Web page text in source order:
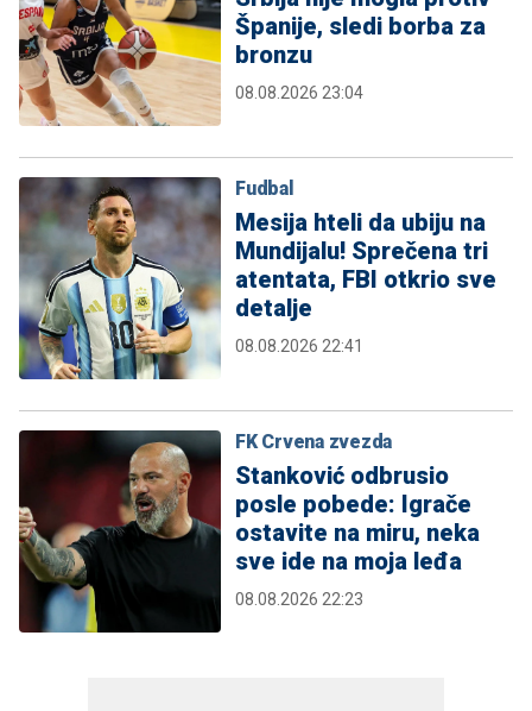
Španije, sledi borba za
bronzu
08.08.2026 23:04
Fudbal
Mesija hteli da ubiju na
Mundijalu! Sprečena tri
atentata, FBI otkrio sve
detalje
08.08.2026 22:41
FK Crvena zvezda
Stanković odbrusio
posle pobede: Igrače
ostavite na miru, neka
sve ide na moja leđa
08.08.2026 22:23